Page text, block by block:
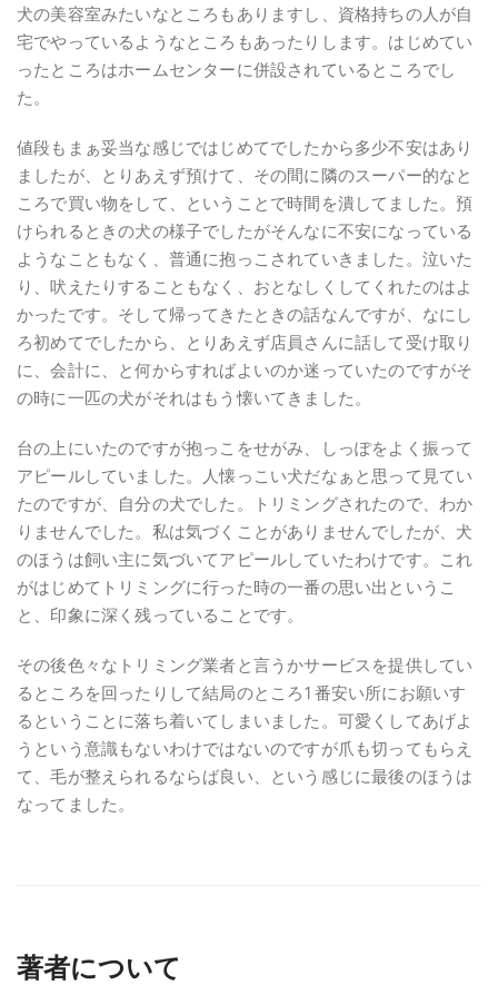
犬の美容室みたいなところもありますし、資格持ちの人が自
宅でやっているようなところもあったりします。はじめてい
ったところはホームセンターに併設されているところでし
た。
値段もまぁ妥当な感じではじめてでしたから多少不安はあり
ましたが、とりあえず預けて、その間に隣のスーパー的なと
ころで買い物をして、ということで時間を潰してました。預
けられるときの犬の様子でしたがそんなに不安になっている
ようなこともなく、普通に抱っこされていきました。泣いた
り、吠えたりすることもなく、おとなしくしてくれたのはよ
かったです。そして帰ってきたときの話なんですが、なにし
ろ初めてでしたから、とりあえず店員さんに話して受け取り
に、会計に、と何からすればよいのか迷っていたのですがそ
の時に一匹の犬がそれはもう懐いてきました。
台の上にいたのですが抱っこをせがみ、しっぽをよく振って
アピールしていました。人懐っこい犬だなぁと思って見てい
たのですが、自分の犬でした。トリミングされたので、わか
りませんでした。私は気づくことがありませんでしたが、犬
のほうは飼い主に気づいてアピールしていたわけです。これ
がはじめてトリミングに行った時の一番の思い出というこ
と、印象に深く残っていることです。
その後色々なトリミング業者と言うかサービスを提供してい
るところを回ったりして結局のところ1番安い所にお願いす
るということに落ち着いてしまいました。可愛くしてあげよ
うという意識もないわけではないのですが爪も切ってもらえ
て、毛が整えられるならば良い、という感じに最後のほうは
なってました。
著者について